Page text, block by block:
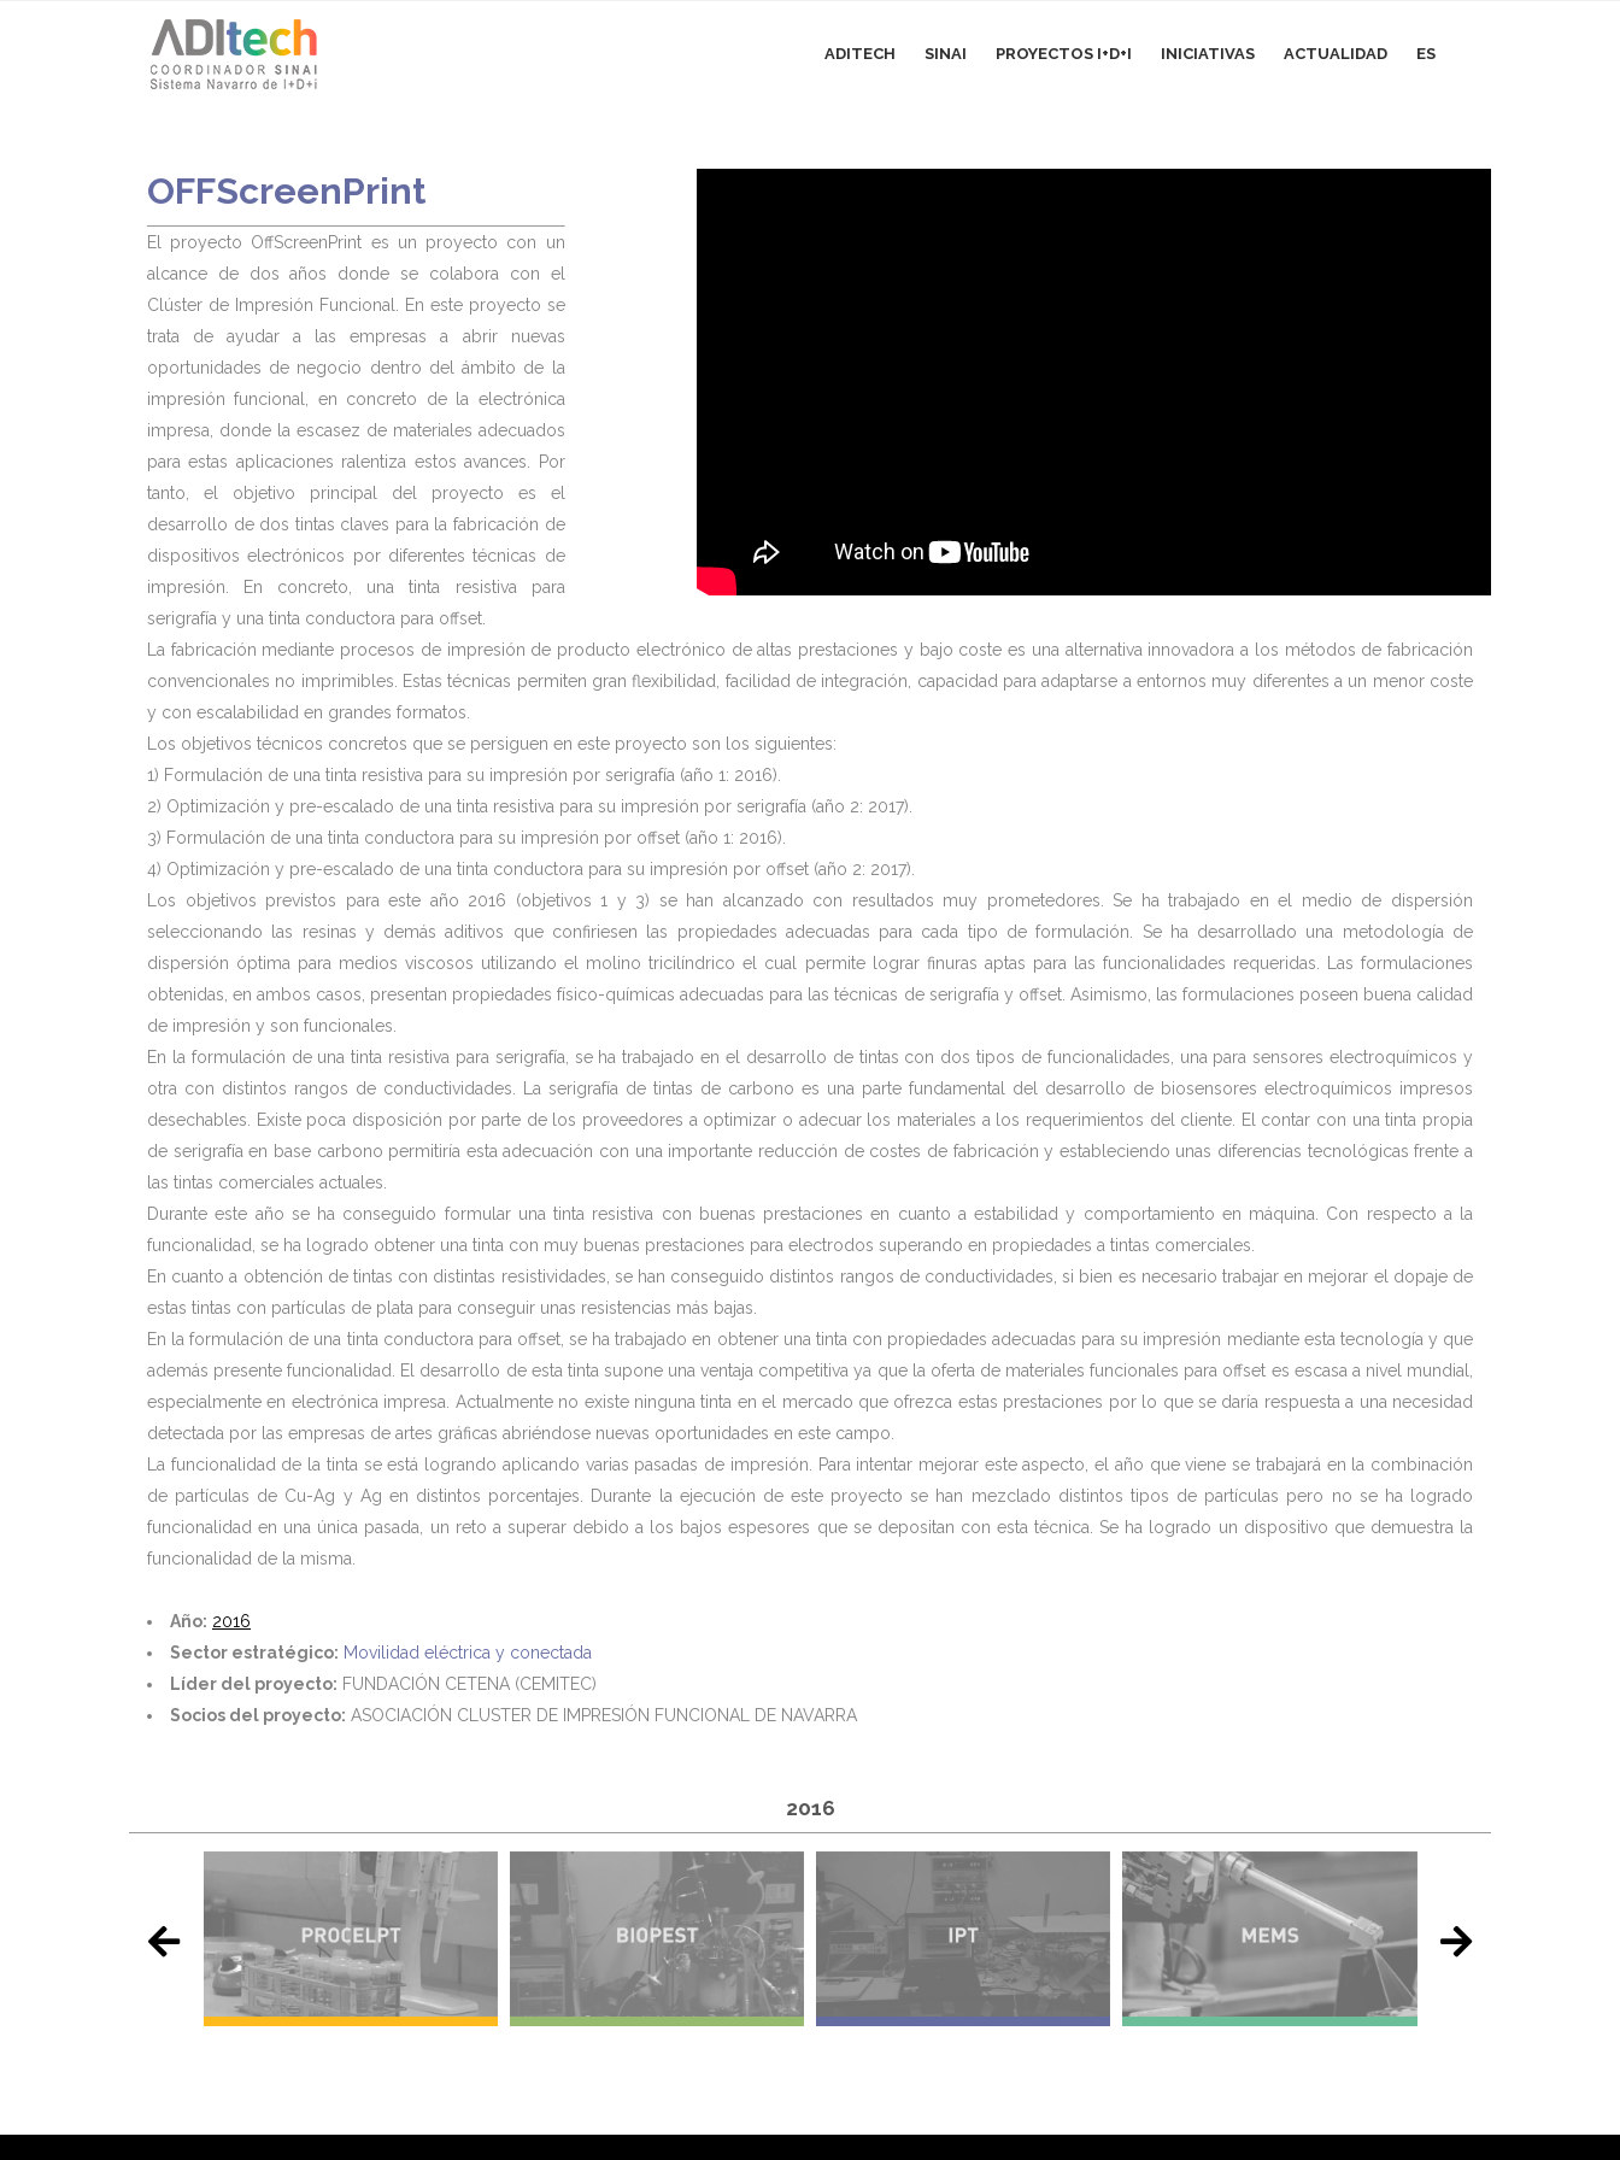
ADITECH SINAI PROYECTOS I+D+I INICIATIVAS ACTUALIDAD ES
OFFScreenPrint
El proyecto OffScreenPrint es un proyecto con un
alcance de dos años donde se colabora con el
Clúster de Impresión Funcional. En este proyecto se
trata de ayudar a las empresas a abrir nuevas
oportunidades de negocio dentro del ámbito de la
impresión funcional, en concreto de la electrónica
impresa, donde la escasez de materiales adecuados
para estas aplicaciones ralentiza estos avances. Por
tanto, el objetivo principal del proyecto es el
desarrollo de dos tintas claves para la fabricación de
dispositivos electrónicos por diferentes técnicas de
impresión. En concreto, una tinta resistiva para
serigrafía y una tinta conductora para offset.
La fabricación mediante procesos de impresión de producto electrónico de altas prestaciones y bajo coste es una alternativa innovadora a los métodos de fabricación
convencionales no imprimibles. Estas técnicas permiten gran flexibilidad, facilidad de integración, capacidad para adaptarse a entornos muy diferentes a un menor coste
y con escalabilidad en grandes formatos.
Los objetivos técnicos concretos que se persiguen en este proyecto son los siguientes:
1) Formulación de una tinta resistiva para su impresión por serigrafía (año 1: 2016).
2) Optimización y pre-escalado de una tinta resistiva para su impresión por serigrafía (año 2: 2017).
3) Formulación de una tinta conductora para su impresión por offset (año 1: 2016).
4) Optimización y pre-escalado de una tinta conductora para su impresión por offset (año 2: 2017).
Los objetivos previstos para este año 2016 (objetivos 1 y 3) se han alcanzado con resultados muy prometedores. Se ha trabajado en el medio de dispersión
seleccionando las resinas y demás aditivos que confiriesen las propiedades adecuadas para cada tipo de formulación. Se ha desarrollado una metodología de
dispersión óptima para medios viscosos utilizando el molino tricilíndrico el cual permite lograr finuras aptas para las funcionalidades requeridas. Las formulaciones
obtenidas, en ambos casos, presentan propiedades físico-químicas adecuadas para las técnicas de serigrafía y offset. Asimismo, las formulaciones poseen buena calidad
de impresión y son funcionales.
En la formulación de una tinta resistiva para serigrafía, se ha trabajado en el desarrollo de tintas con dos tipos de funcionalidades, una para sensores electroquímicos y
otra con distintos rangos de conductividades. La serigrafía de tintas de carbono es una parte fundamental del desarrollo de biosensores electroquímicos impresos
desechables. Existe poca disposición por parte de los proveedores a optimizar o adecuar los materiales a los requerimientos del cliente. El contar con una tinta propia
de serigrafía en base carbono permitiría esta adecuación con una importante reducción de costes de fabricación y estableciendo unas diferencias tecnológicas frente a
las tintas comerciales actuales.
Durante este año se ha conseguido formular una tinta resistiva con buenas prestaciones en cuanto a estabilidad y comportamiento en máquina. Con respecto a la
funcionalidad, se ha logrado obtener una tinta con muy buenas prestaciones para electrodos superando en propiedades a tintas comerciales.
En cuanto a obtención de tintas con distintas resistividades, se han conseguido distintos rangos de conductividades, si bien es necesario trabajar en mejorar el dopaje de
estas tintas con partículas de plata para conseguir unas resistencias más bajas.
En la formulación de una tinta conductora para offset, se ha trabajado en obtener una tinta con propiedades adecuadas para su impresión mediante esta tecnología y que
además presente funcionalidad. El desarrollo de esta tinta supone una ventaja competitiva ya que la oferta de materiales funcionales para offset es escasa a nivel mundial,
especialmente en electrónica impresa. Actualmente no existe ninguna tinta en el mercado que ofrezca estas prestaciones por lo que se daría respuesta a una necesidad
detectada por las empresas de artes gráficas abriéndose nuevas oportunidades en este campo.
La funcionalidad de la tinta se está logrando aplicando varias pasadas de impresión. Para intentar mejorar este aspecto, el año que viene se trabajará en la combinación
de partículas de Cu-Ag y Ag en distintos porcentajes. Durante la ejecución de este proyecto se han mezclado distintos tipos de partículas pero no se ha logrado
funcionalidad en una única pasada, un reto a superar debido a los bajos espesores que se depositan con esta técnica. Se ha logrado un dispositivo que demuestra la
funcionalidad de la misma.
Año: 2016
Sector estratégico: Movilidad eléctrica y conectada
Líder del proyecto: FUNDACIÓN CETENA (CEMITEC)
Socios del proyecto: ASOCIACIÓN CLUSTER DE IMPRESIÓN FUNCIONAL DE NAVARRA
2016